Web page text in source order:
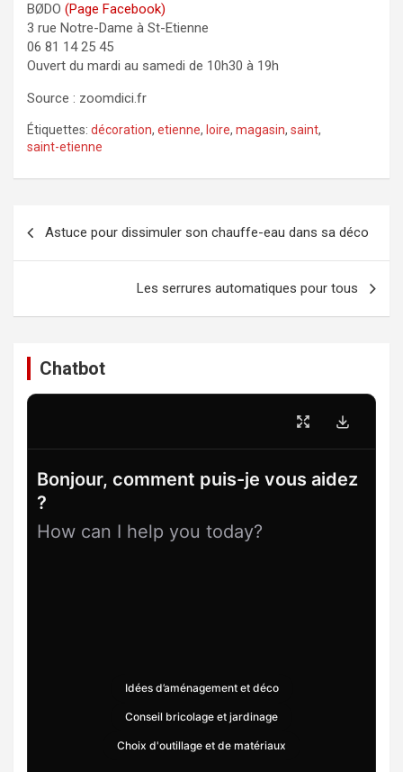
BØDO (Page Facebook)
3 rue Notre-Dame à St-Etienne
06 81 14 25 45
Ouvert du mardi au samedi de 10h30 à 19h
Source : zoomdici.fr
Étiquettes: décoration, etienne, loire, magasin, saint,
saint-etienne
Astuce pour dissimuler son chauffe-eau dans sa déco
Les serrures automatiques pour tous
Chatbot
Bonjour, comment puis-je vous aidez
?
How can I help you today?
Idées d’aménagement et déco
Conseil bricolage et jardinage
Choix d'outillage et de matériaux